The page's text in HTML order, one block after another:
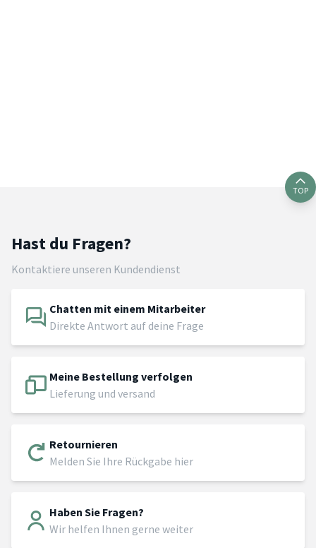
TOP
Hast du Fragen?
Kontaktiere unseren Kundendienst
Chatten mit einem Mitarbeiter
Direkte Antwort auf deine Frage
Meine Bestellung verfolgen
Lieferung und versand
Retournieren
Melden Sie Ihre Rückgabe hier
Haben Sie Fragen?
Wir helfen Ihnen gerne weiter